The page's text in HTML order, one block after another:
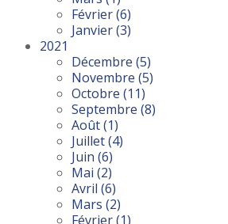
Février(6)
Janvier(3)
2021
Décembre (5)
Novembre (5)
Octobre (11)
Septembre (8)
Août(1)
Juillet(4)
Juin (6)
Mai (2)
Avril (6)
Mars (2)
Février(1)